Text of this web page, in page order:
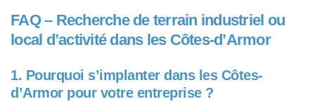
FAQ – Recherche de terrain industriel ou
local d’activité dans les Côtes-d’Armor
1. Pourquoi s’implanter dans les Côtes-
d’Armor pour votre entreprise ?